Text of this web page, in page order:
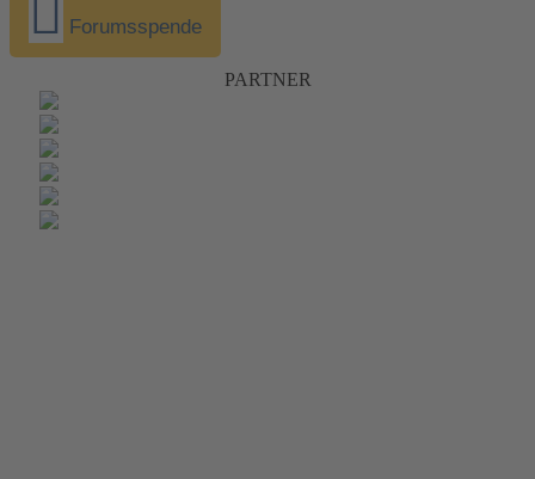
Forumsspende
PARTNER